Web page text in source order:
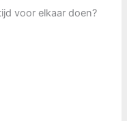
voor elkaar doen?